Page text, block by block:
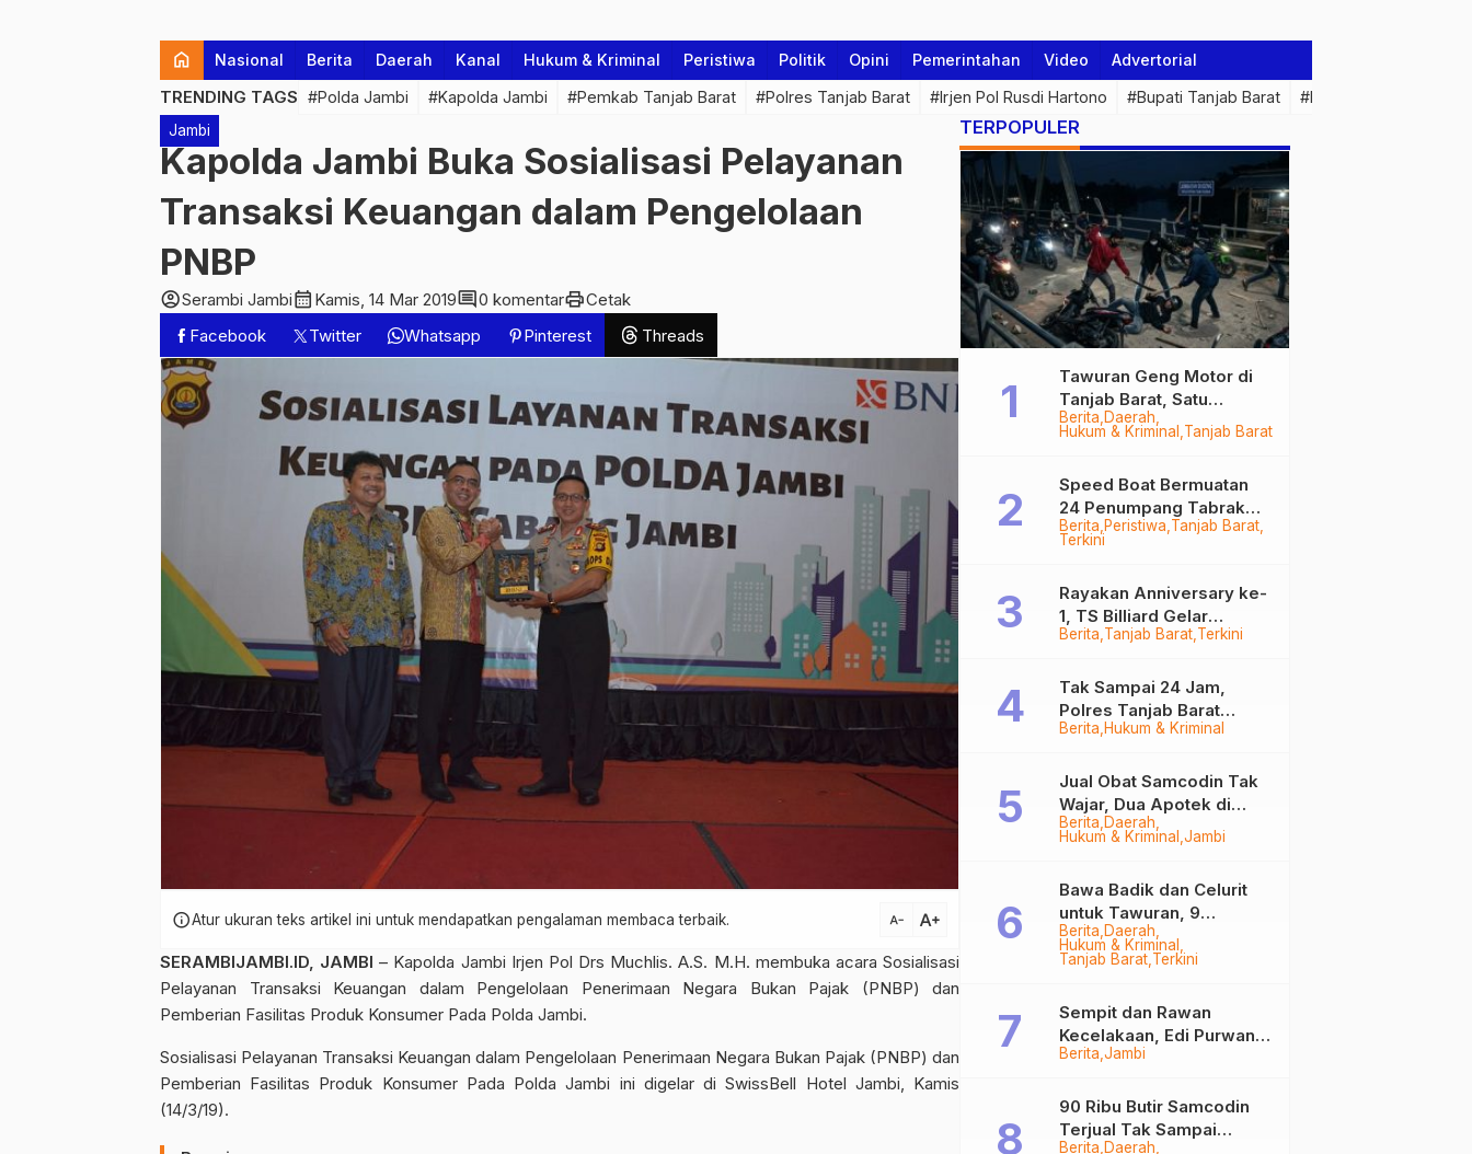
home Nasional Berita Daerah Kanal Hukum & Kriminal Peristiwa Politik Opini Pemerintahan Video Advertorial
TRENDING TAGS #Polda Jambi #Kapolda Jambi #Pemkab Tanjab Barat #Polres Tanjab Barat #Irjen Pol Rusdi Hartono #Bupati Tanjab Barat #Pemprov Jambi
Jambi
Kapolda Jambi Buka Sosialisasi Pelayanan
Transaksi Keuangan dalam Pengelolaan
PNBP
account_circleSerambi Jambicalendar_month Kamis, 14 Mar 2019comment0 komentarprintCetak
Facebook
Twitter Whatsapp Pinterest Threads
infoAtur ukuran teks artikel ini untuk mendapatkan pengalaman membaca terbaik. text_decrease text_increase
SERAMBIJAMBI.ID, JAMBI – Kapolda Jambi Irjen Pol Drs Muchlis. A.S. M.H. membuka acara Sosialisasi
Pelayanan Transaksi Keuangan dalam Pengelolaan Penerimaan Negara Bukan Pajak (PNBP) dan
Pemberian Fasilitas Produk Konsumer Pada Polda Jambi.
Sosialisasi Pelayanan Transaksi Keuangan dalam Pengelolaan Penerimaan Negara Bukan Pajak (PNBP) dan
Pemberian Fasilitas Produk Konsumer Pada Polda Jambi ini digelar di SwissBell Hotel Jambi, Kamis
(14/3/19).
TERPOPULER
Berita Daerah
Hukum & Kriminal Tanjab Barat
Tawuran Geng Motor di
Tanjab Barat, Satu
Remaja Kritis Dibacok, 3
Pelaku Ditangkap
Berita Peristiwa Tanjab Barat
Terkini
Speed Boat Bermuatan
24 Penumpang Tabrak
Togok di Kuala Tungkal,
Berita Tanjab Barat Terkini
Rayakan Anniversary ke-
1, TS Billiard Gelar
Turnamen 9 Ball
Berita Hukum & Kriminal
Tak Sampai 24 Jam,
Polres Tanjab Barat
Ringkus Komplotan
Tungkal
Berita Daerah
Hukum & Kriminal Jambi
Jual Obat Samcodin Tak
Wajar, Dua Apotek di
Tanjab Barat Disegel
Berita Daerah
Hukum & Kriminal
Tanjab Barat Terkini
Bawa Badik dan Celurit
untuk Tawuran, 9
Anggota Geng Motor di
Tanjab Barat Diringkus
Berita Jambi
Sempit dan Rawan
Kecelakaan, Edi Purwanto
Targetkan Jalan Lintas
2028
Berita Daerah
90 Ribu Butir Samcodin
Terjual Tak Sampai